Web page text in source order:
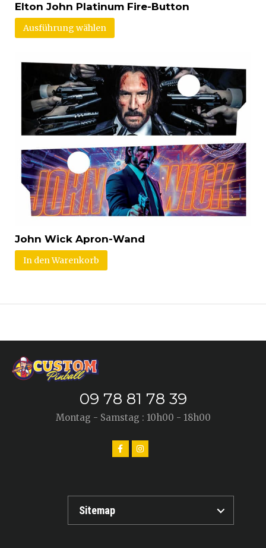
Elton John Platinum Fire-Button
Ausführung wählen
John Wick Apron-Wand
In den Warenkorb
09 78 81 78 39
Montag - Samstag : 10h00 - 18h00
Sitemap